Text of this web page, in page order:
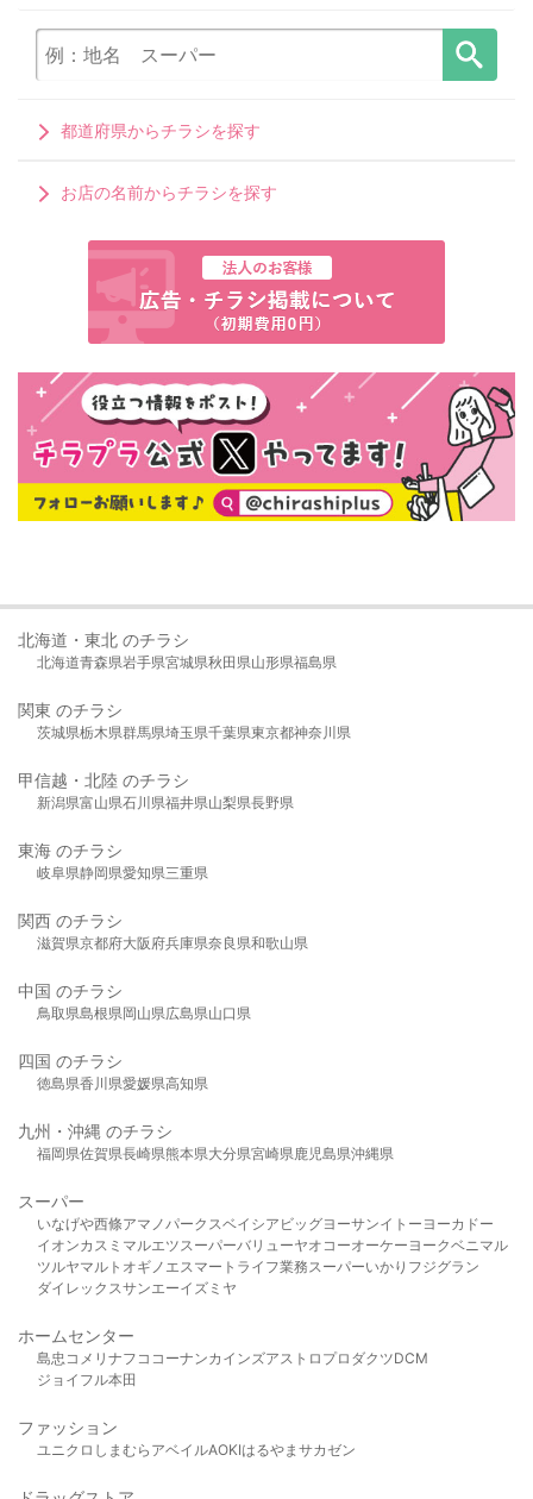
都道府県からチラシを探す
お店の名前からチラシを探す
北海道・東北 のチラシ
北海道青森県岩手県宮城県秋田県山形県福島県
関東 のチラシ
茨城県栃木県群馬県埼玉県千葉県東京都神奈川県
甲信越・北陸 のチラシ
新潟県富山県石川県福井県山梨県長野県
東海 のチラシ
岐阜県静岡県愛知県三重県
関西 のチラシ
滋賀県京都府大阪府兵庫県奈良県和歌山県
中国 のチラシ
鳥取県島根県岡山県広島県山口県
四国 のチラシ
徳島県香川県愛媛県高知県
九州・沖縄 のチラシ
福岡県佐賀県長崎県熊本県大分県宮崎県鹿児島県沖縄県
スーパー
いなげや西條アマノパークスベイシア ビッグヨーサンイトーヨーカドー
イオンカスミ マルエツスーパーバリューヤオコーオーケー ヨークベニマル
ツルヤマルト オギノ エスマート ライフ業務スーパーいかり フジグラン
ダイレックスサンエーイズミヤ
ホームセンター
島忠 コメリ ナフコ コーナンカインズアストロプロダクツDCM
ジョイフル本田
ファッション
ユニクロ しまむら アベイルAOKIはるやま サカゼン